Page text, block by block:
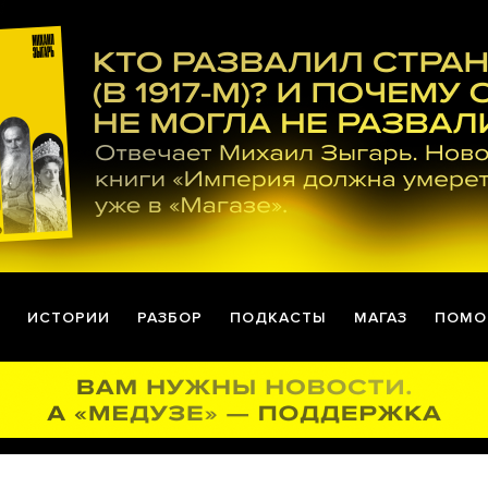
ИСТОРИИ РАЗБОР ПОДКАСТЫ МАГАЗ